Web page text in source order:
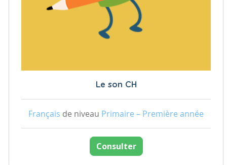
Le son CH
Français de niveau Primaire – Première année
Consulter